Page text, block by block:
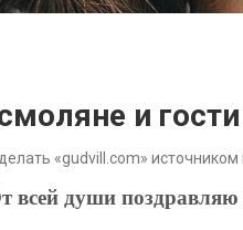
и
«gudvill.com» источником
всей души поздравляю